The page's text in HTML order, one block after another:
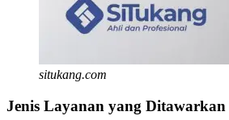
situkang.com
Jenis Layanan yang Ditawarkan